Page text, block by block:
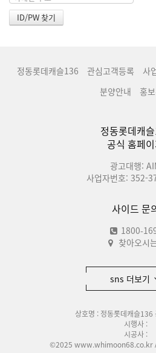
정동롯데캐슬136 관심고객등록 사
분양안내
홍
정동롯데캐
공식 홈페
광고대행:
사업자번호: 352-
사이드 문
1800-
찾아오시
sns 더보기
상호명 : 정동롯데캐슬136
시행사 :
시공사 :
©2025 www.whimoon68.co.kr